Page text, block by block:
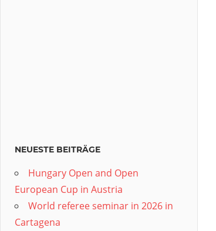
NEUESTE BEITRÄGE
Hungary Open and Open
European Cup in Austria
World referee seminar in 2026 in
Cartagena